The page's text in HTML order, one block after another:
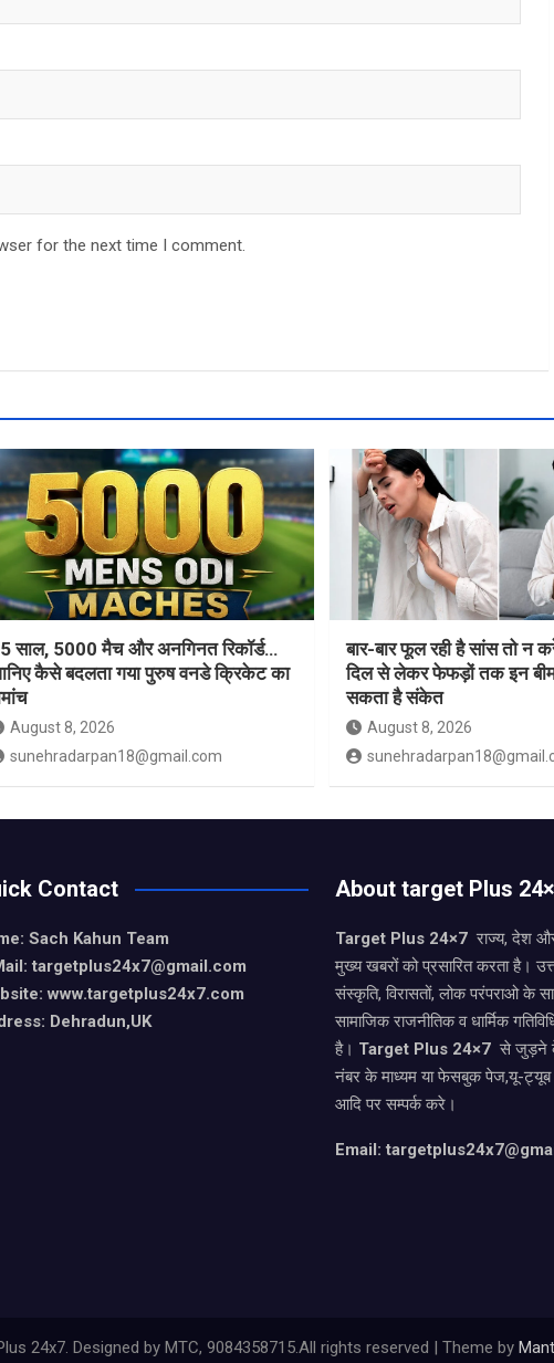
for the next time I comment.
साल, 5000 मैच और अनगिनत रिकॉर्ड…
कैसे बदलता गया पुरुष वनडे क्रिकेट का
August 8, 2026
sunehradarpan18@gmail.com
बार-बार फूल रही है सांस तो न
दिल से लेकर फेफड़ों तक इन
सकता है संकेत
August 8, 2026
Contact
Sach Kahun Team
targetplus24x7@gmail.com
www.targetplus24x7.com
Dehradun,UK
About target Plus
Target Plus 24×7 राज्य, देश
मुख्य खबरों को प्रसारित करता है।
संस्कृति, विरासतों, लोक परंपराओ के
सामाजिक राजनीतिक व धार्मिक
है। Target Plus 24×7 से जुड़ने
नंबर के माध्यम या फेसबुक पेज,यू-ट्यूब
आदि पर सम्पर्क करे।
Email:
24x7. Designed by MTC, 9084358715.All rights reserved | Theme by